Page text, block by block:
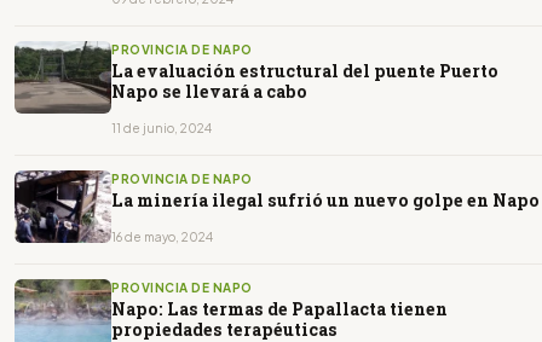
PROVINCIA DE NAPO
La evaluación estructural del puente Puerto
Napo se llevará a cabo
11 de junio, 2024
PROVINCIA DE NAPO
La minería ilegal sufrió un nuevo golpe en Napo
16 de mayo, 2024
PROVINCIA DE NAPO
Napo: Las termas de Papallacta tienen
propiedades terapéuticas